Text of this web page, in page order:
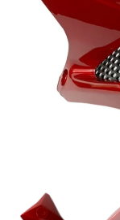
cantidad